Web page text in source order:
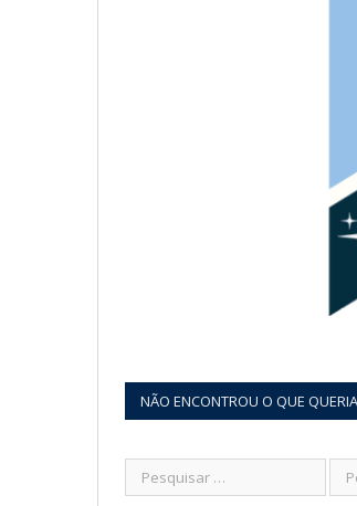
NÃO ENCONTROU O QUE